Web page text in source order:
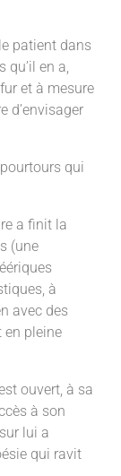
patient dans
qu’il en a,
et à mesure
d’envisager
qui
a finit la
(une
à
avec des
en pleine
ouvert, à sa
à son
lui a
qui ravit